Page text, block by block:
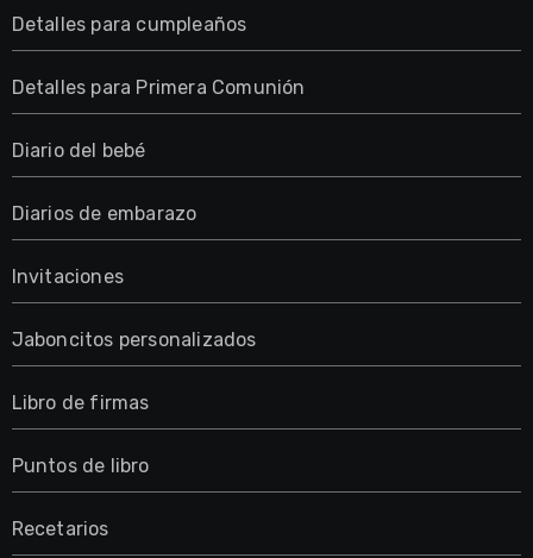
Detalles para cumpleaños
Detalles para Primera Comunión
Diario del bebé
Diarios de embarazo
Invitaciones
Jaboncitos personalizados
Libro de firmas
Puntos de libro
Recetarios